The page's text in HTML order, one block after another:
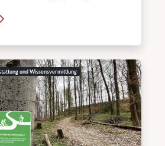
und Wissensvermittlung